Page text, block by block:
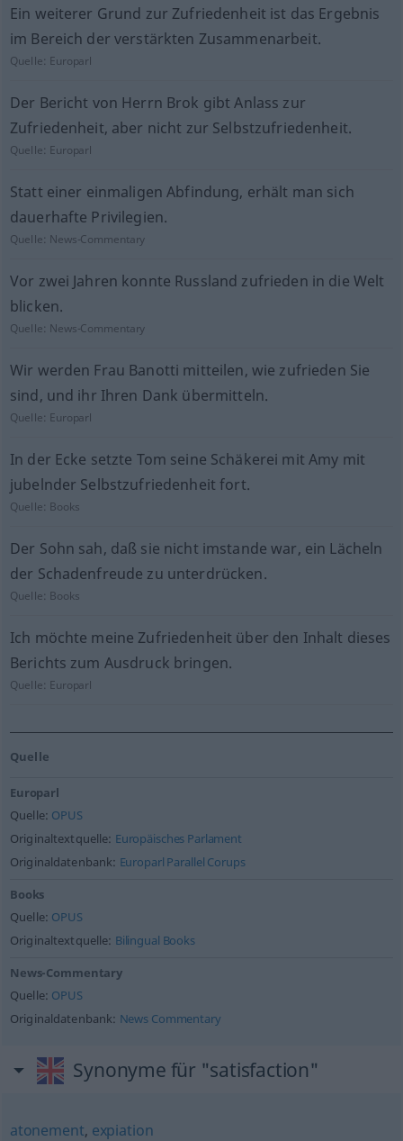
Ein weiterer Grund zur Zufriedenheit ist das Ergebnis
im Bereich der verstärkten Zusammenarbeit.
Quelle: Europarl
Der Bericht von Herrn Brok gibt Anlass zur
Zufriedenheit, aber nicht zur Selbstzufriedenheit.
Quelle: Europarl
Statt einer einmaligen Abfindung, erhält man sich
dauerhafte Privilegien.
Quelle: News-Commentary
Vor zwei Jahren konnte Russland zufrieden in die Welt
blicken.
Quelle: News-Commentary
Wir werden Frau Banotti mitteilen, wie zufrieden Sie
sind, und ihr Ihren Dank übermitteln.
Quelle: Europarl
In der Ecke setzte Tom seine Schäkerei mit Amy mit
jubelnder Selbstzufriedenheit fort.
Quelle: Books
Der Sohn sah, daß sie nicht imstande war, ein Lächeln
der Schadenfreude zu unterdrücken.
Quelle: Books
Ich möchte meine Zufriedenheit über den Inhalt dieses
Berichts zum Ausdruck bringen.
Quelle: Europarl
Quelle
Europarl
Quelle: OPUS
Originaltextquelle: Europäisches Parlament
Originaldatenbank: Europarl Parallel Corups
Books
Quelle: OPUS
Originaltextquelle: Bilingual Books
News-Commentary
Quelle: OPUS
Originaldatenbank: News Commentary
Synonyme für "satisfaction"
atonement, expiation